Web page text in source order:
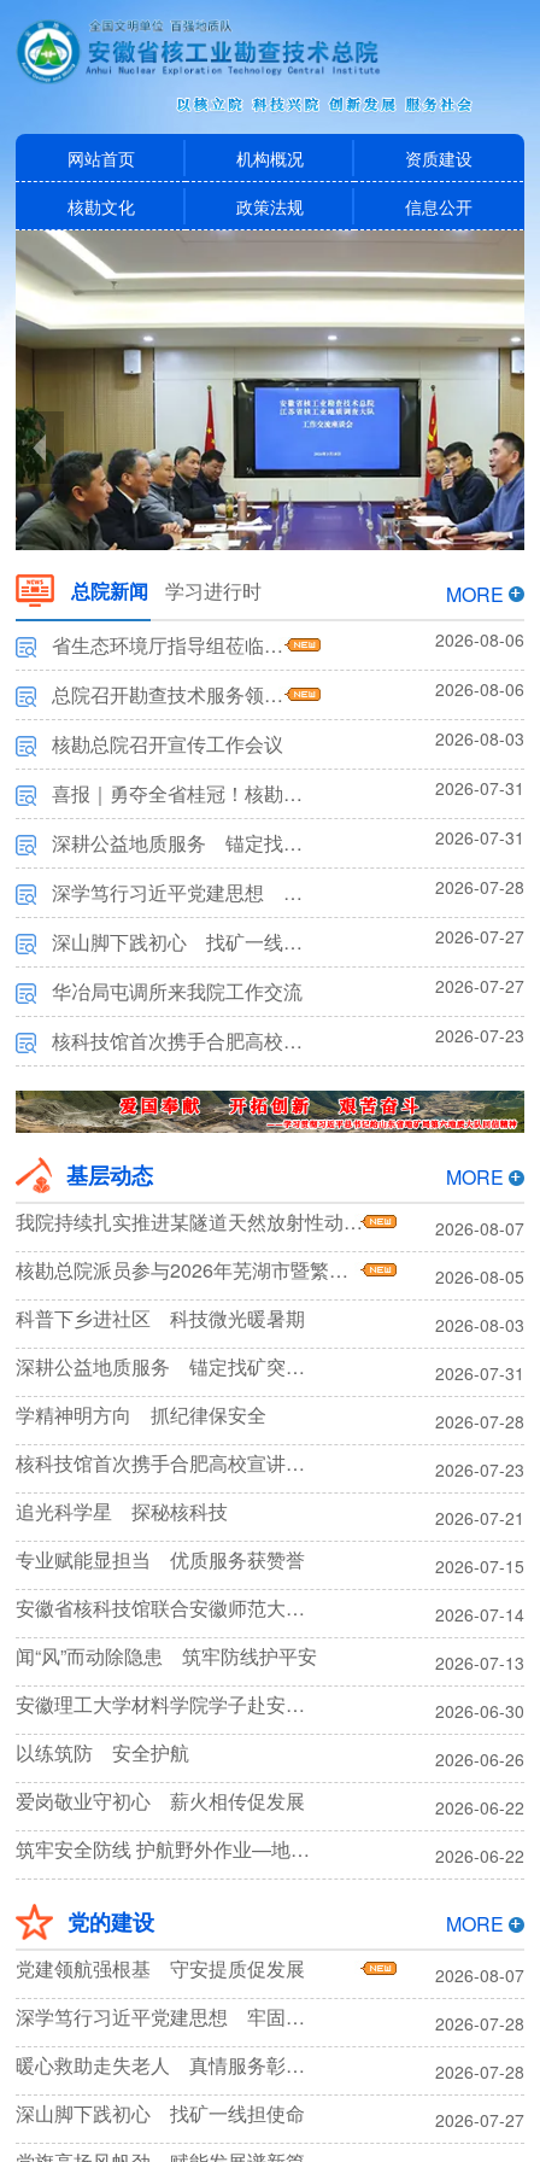
网站首页 机构概况
资质建设
核勘文化
政策法规 信息公开
局“学雷锋 见行动”志愿服务月活动启动仪式在我院举办
总院新闻 学习进行时
MORE
省生态环境厅指导组莅临我院调研指导
2026-08-06
总院召开勘查技术服务领域专题廉政教育暨集体廉政谈话会议 2026-08-06
核勘总院召开宣传工作会议 2026-08-03
喜报｜勇夺全省桂冠！核勘总院职工斩获2026年安徽省科普讲解大赛决赛第一名 2026-07-31
深耕公益地质服务 锚定找矿突破战略——总院新承担省级财政项目任务书正式下达 2026-07-31
深学笃行习近平党建思想 牢固树立和践行正确政绩观——党支部召开专题党课报告会 2026-07-28
深山脚下践初心 找矿一线担使命——核勘总院云南项目纪实 2026-07-27
华冶局屯调所来我院工作交流 2026-07-27
核科技馆首次携手合肥高校宣讲团开展“两弹一星”精神实践研学活动 2026-07-23
基层动态
MORE
我院持续扎实推进某隧道天然放射性动态监测项目
2026-08-07
核勘总院派员参与2026年芜湖市暨繁昌区地质灾害应急处置综合演练 2026-08-05
科普下乡进社区 科技微光暖暑期 2026-08-03
深耕公益地质服务 锚定找矿突破战略 2026-07-31
学精神明方向 抓纪律保安全 2026-07-28
核科技馆首次携手合肥高校宣讲团开展“两弹一星”精神实践研学活动 2026-07-23
追光科学星 探秘核科技 2026-07-21
专业赋能显担当 优质服务获赞誉 2026-07-15
安徽省核科技馆联合安徽师范大学开展暑期科普宣讲活动 2026-07-14
闻“风”而动除隐患 筑牢防线护平安 2026-07-13
安徽理工大学材料学院学子赴安徽省核科技馆参观研学 2026-06-30
以练筑防 安全护航 2026-06-26
爱岗敬业守初心 薪火相传促发展 2026-06-22
筑牢安全防线 护航野外作业—地质勘探院开展2026年安全生产月活动 2026-06-22
党的建设
MORE
党建领航强根基 守安提质促发展
2026-08-07
深学笃行习近平党建思想 牢固树立和践行正确政绩观 2026-07-28
暖心救助走失老人 真情服务彰显担当 2026-07-28
深山脚下践初心 找矿一线担使命 2026-07-27